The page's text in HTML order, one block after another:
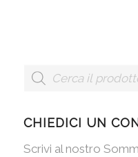
CHIEDICI UN
Scrivi al nostro